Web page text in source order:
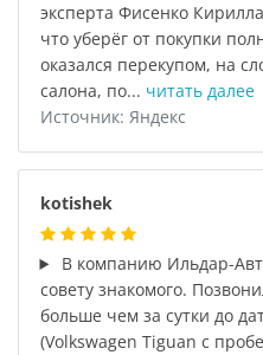
эксперта Фисенко
что уберёг от покупки
оказался перекупом, на
салона, по... читать далее
Источник: Яндекс
kotishek
В компанию Ильдар-
совету знакомого.
больше чем за сутки до
(Volkswagen Tiguan с